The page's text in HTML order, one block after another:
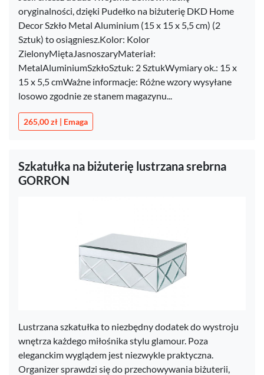
oryginalności, dzięki Pudełko na biżuterię DKD Home
Decor Szkło Metal Aluminium (15 x 15 x 5,5 cm) (2
Sztuk) to osiągniesz.Kolor: Kolor
ZielonyMiętaJasnoszaryMateriał:
MetalAluminiumSzkłoSztuk: 2 SztukWymiary ok.: 15 x
15 x 5,5 cmWażne informacje: Różne wzory wysyłane
losowo zgodnie ze stanem magazynu...
265,00 zł | Emaga
Szkatułka na biżuterię lustrzana srebrna
GORRON
Lustrzana szkatułka to niezbędny dodatek do wystroju
wnętrza każdego miłośnika stylu glamour. Poza
eleganckim wyglądem jest niezwykle praktyczna.
Organizer sprawdzi się do przechowywania biżuterii,